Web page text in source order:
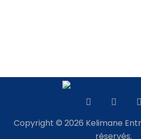
Copyright © 2026 Kelimane
réservés.